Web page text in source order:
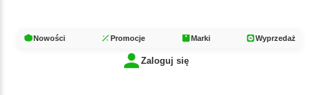
Nowości Promocje Marki Wyprzedaż
Zaloguj się